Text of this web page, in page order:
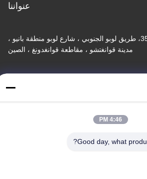
عنواننا
المبنى رقم واحد، لا35، طريق لوبو الجنوبي ، شارع لوبو منطقة بانيو ،
مدينة قوانغتشو ، مقاطعة قوانغدونغ ، الصين
ليكونغ، منطقة شوند، مدينة فوشان، مقاطعة
4:46 PM
Good day, what